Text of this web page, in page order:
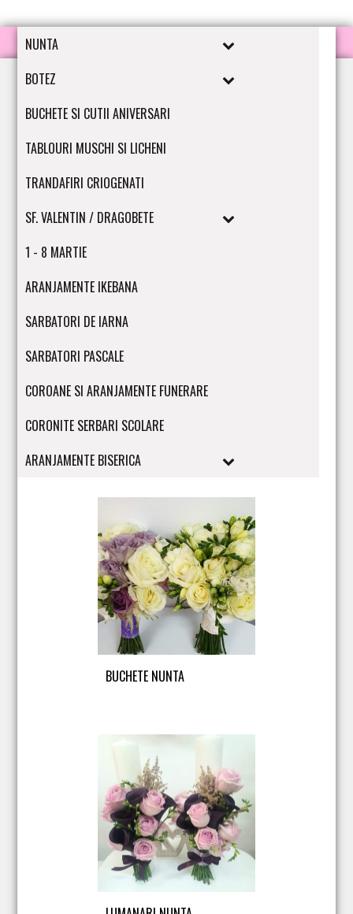
NUNTA
BOTEZ
BUCHETE SI CUTII ANIVERSARI
TABLOURI MUSCHI SI LICHENI
TRANDAFIRI CRIOGENATI
SF. VALENTIN / DRAGOBETE
1 - 8 MARTIE
ARANJAMENTE IKEBANA
SARBATORI DE IARNA
SARBATORI PASCALE
COROANE SI ARANJAMENTE FUNERARE
CORONITE SERBARI SCOLARE
ARANJAMENTE BISERICA
BUCHETE NUNTA